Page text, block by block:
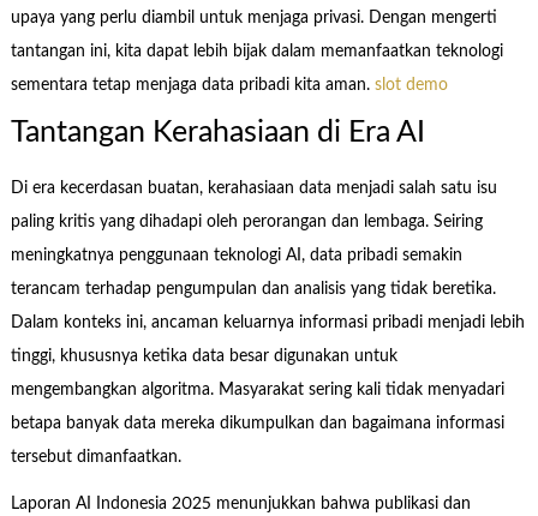
upaya yang perlu diambil untuk menjaga privasi. Dengan mengerti
tantangan ini, kita dapat lebih bijak dalam memanfaatkan teknologi
sementara tetap menjaga data pribadi kita aman. slot demo
Tantangan Kerahasiaan di Era AI
Di era kecerdasan buatan, kerahasiaan data menjadi salah satu isu
paling kritis yang dihadapi oleh perorangan dan lembaga. Seiring
meningkatnya penggunaan teknologi AI, data pribadi semakin
terancam terhadap pengumpulan dan analisis yang tidak beretika.
Dalam konteks ini, ancaman keluarnya informasi pribadi menjadi lebih
tinggi, khususnya ketika data besar digunakan untuk
mengembangkan algoritma. Masyarakat sering kali tidak menyadari
betapa banyak data mereka dikumpulkan dan bagaimana informasi
tersebut dimanfaatkan.
Laporan AI Indonesia 2025 menunjukkan bahwa publikasi dan